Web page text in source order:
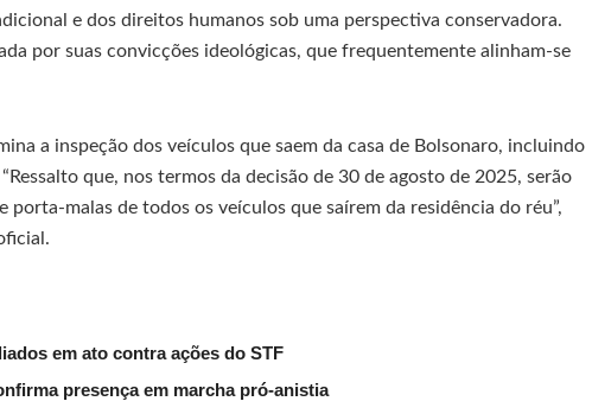
e dos direitos humanos sob uma perspectiva conservadora.
por suas convicções ideológicas, que frequentemente alinham-se
a inspeção dos veículos que saem da casa de Bolsonaro, incluindo
que, nos termos da decisão de 30 de agosto de 2025, serão
porta-malas de todos os veículos que saírem da residência do réu”,
em ato contra ações do STF
presença em marcha pró-anistia